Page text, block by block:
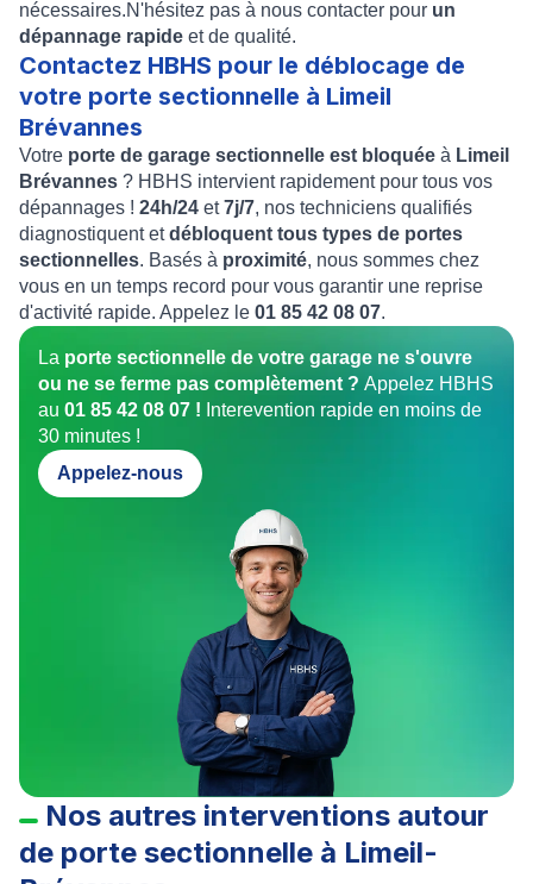
nécessaires.N'hésitez pas à nous contacter pour un
dépannage rapide et de qualité.
Contactez HBHS pour le déblocage de
votre porte sectionnelle à Limeil
Brévannes
Votre porte de garage sectionnelle est bloquée à Limeil
Brévannes ? HBHS intervient rapidement pour tous vos
dépannages ! 24h/24 et7j/7, nos techniciens qualifiés
diagnostiquent etdébloquent tous types de portes
sectionnelles. Basés à proximité, nous sommes chez
vous en un temps record pour vous garantir une reprise
d'activité rapide. Appelez le 01 85 42 08 07.
La porte sectionnelle de votre garage ne s'ouvre
ou ne se ferme pas complètement ? Appelez HBHS
au 01 85 42 08 07 ! Interevention rapide en moins de
30 minutes !
Appelez-nous
Nos autres interventions autour
de porte sectionnelle à Limeil-